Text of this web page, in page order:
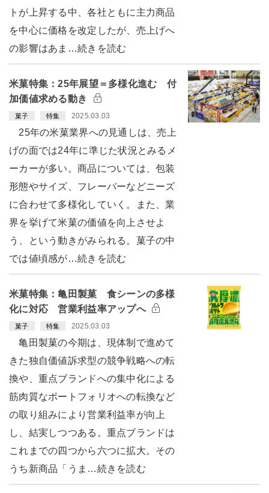
トが上昇する中、各社ともに主力商品
を中心に価格を改定したが、売上げへ
の影響はあま…続きを読む
米菓特集：25年展望＝多様化進む 付
加価値求める動き
菓子 特集 2025.03.03
25年の米菓業界への見通しは、売上
げの面では24年に準じた状況とみるメ
ーカーが多い。商品については、包装
形態やサイズ、フレーバーなどニーズ
に合わせて多様化していく。また、業
界を挙げて米菓の価値を向上させよ
う、という動きがみられる。菓子の中
では値頃感が…続きを読む
米菓特集：亀田製菓 食シーンの多様
化に対応 営業利益率アップへ
菓子 特集 2025.03.03
亀田製菓の今期は、現体制で進めて
きた独自価値訴求型の競争戦略への転
換や、重点ブランドへの集中化による
筋肉質なポートフォリオへの転換など
の取り組みにより営業利益率が向上
し、結実しつつある。重点ブランドは
これまでの四つから六つに拡大。その
うち新商品「うま…続きを読む